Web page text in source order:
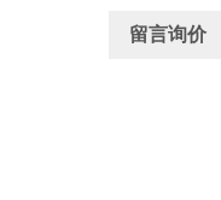
留言询价